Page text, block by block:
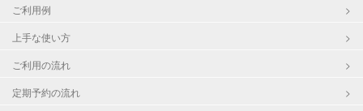
ご利用例
上手な使い方
ご利用の流れ
定期予約の流れ